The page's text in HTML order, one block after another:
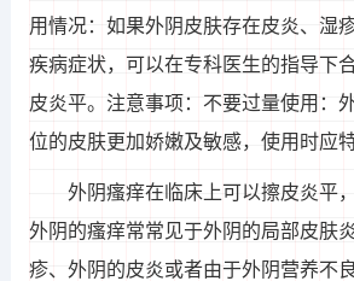
用情况：如果外阴皮肤存在皮炎、湿
疾病症状，可以在专科医生的指导下
皮炎平。注意事项：不要过量使用：
位的皮肤更加娇嫩及敏感，使用时应
外阴瘙痒在临床上可以擦皮炎平
外阴的瘙痒常常见于外阴的局部皮肤
疹、外阴的皮炎或者由于外阴营养不